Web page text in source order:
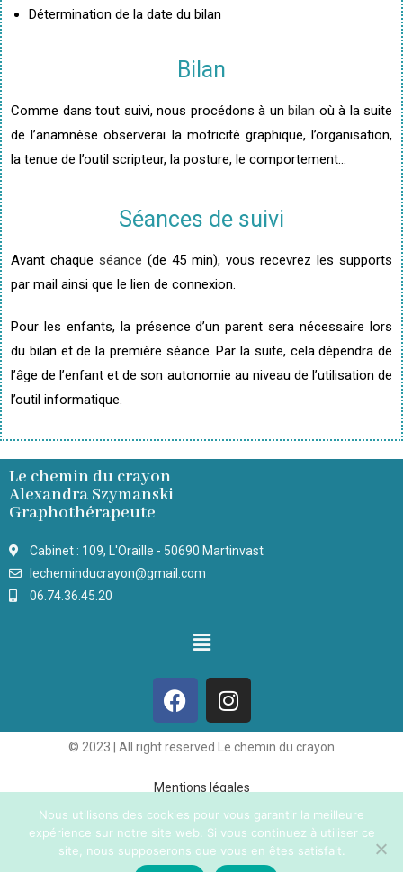
Détermination de la date du bilan
Bilan
Comme dans tout suivi, nous procédons à un bilan où à la suite
de l’anamnèseobserverai la motricité graphique, l’organisation,
la tenue de l’outil scripteur, la posture, le comportement…
Séances de suivi
Avant chaque séance (de 45 min), vous recevrez les supports
par mail ainsi que le lien de connexion.
Pour les enfants, la présence d’un parent sera nécessaire lors
du bilan et de la première séance. Par la suite, cela dépendra de
l’âge de l’enfant et de son autonomie au niveau de l’utilisation de
l’outil informatique.
Le chemin du crayon
Alexandra Szymanski
Graphothérapeute
Cabinet : 109, L'Oraille - 50690 Martinvast
lecheminducrayon@gmail.com
06.74.36.45.20
© 2023 | All right reserved Le chemin du crayon
Mentions légales
Nous utilisons des cookies pour vous garantir la meilleure
expérience sur notre site web. Si vous continuez à utiliser ce
site, nous supposerons que vous en êtes satisfait.